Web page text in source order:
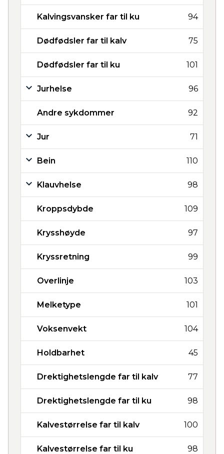
Kalvingsvansker far til ku 94
Dødfødsler far til kalv 75
Dødfødsler far til ku 101
Jurhelse 96
Andre sykdommer 92
Jur 71
Bein 110
Klauvhelse 98
Kroppsdybde 109
Krysshøyde 97
Kryssretning 99
Overlinje 103
Melketype 101
Voksenvekt 104
Holdbarhet 45
Drektighetslengde far til kalv 77
Drektighetslengde far til ku 98
Kalvestørrelse far til kalv 100
Kalvestørrelse far til ku 98